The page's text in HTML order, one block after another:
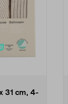
31 cm, 4-